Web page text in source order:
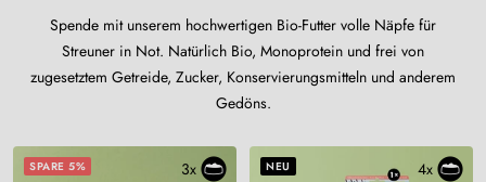
Spende mit unserem hochwertigen Bio-Futter volle Näpfe für
Streuner in Not. Natürlich Bio, Monoprotein und frei von
zugesetztem Getreide, Zucker, Konservierungsmitteln und anderem
Gedöns.
SPARE 5% 3x NEU 4x